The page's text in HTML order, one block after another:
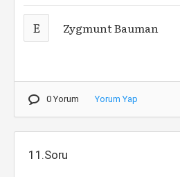
E Zygmunt Bauman
0 Yorum Yorum Yap
11.Soru